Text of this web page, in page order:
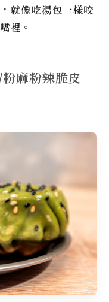
就像吃湯包一樣咬
裡。
麻粉辣脆皮